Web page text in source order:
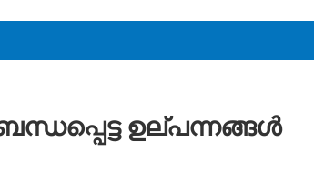
ഉല്പന്നങ്ങൾ